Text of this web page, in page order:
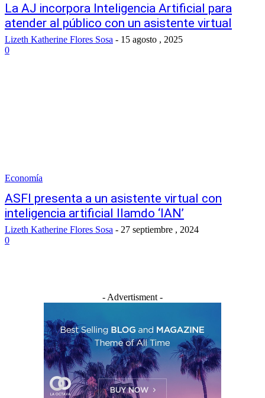
La AJ incorpora Inteligencia Artificial para
atender al público con un asistente virtual
Lizeth Katherine Flores Sosa - 15 agosto , 2025
0
Economía
ASFI presenta a un asistente virtual con
inteligencia artificial llamdo ‘IAN’
Lizeth Katherine Flores Sosa - 27 septiembre , 2024
0
- Advertisment -